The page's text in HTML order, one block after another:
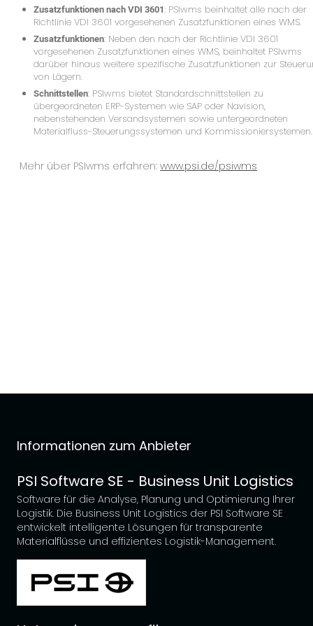
Zusatzfunktionen nach VDI 3601: PSIwms beinhaltet alle nach der
Richtlinie VDI 3601 vorgesehenen Zusatzfunktionen eines WMS.
Zusatzfunktionen: Neben den nach der Richtlinie VDI 3601
vorgesehenen Zusatzfunktionen eines WMS, beinhaltet PSIwms
darüber hinaus weitere spezifische Zusatzfunktionen zur
von Lägern.
Schnittstellen: PSIwms bietet Standardschnittstellen zu
übergeordneten ERP-Systemen wie SAP oder Navision,
nebenstehenden Versandsystemen sowie untergeordneten
Materialfluss-Steuerungssystemen und Kommissioniersystemen.
Mehr über PSIwms erfahren:www.psi.de/psiwms
Informationen zum Anbieter
PSI Software SE - Business Unit Logistics
Software für die Analyse, Planung und Optimierung Ihrer
Logistik. Die Business Unit Logistics der PSI Software SE
entwickelt intelligente Lösungen für transparente
Materialflüsse und effizientes Logistik-Management.